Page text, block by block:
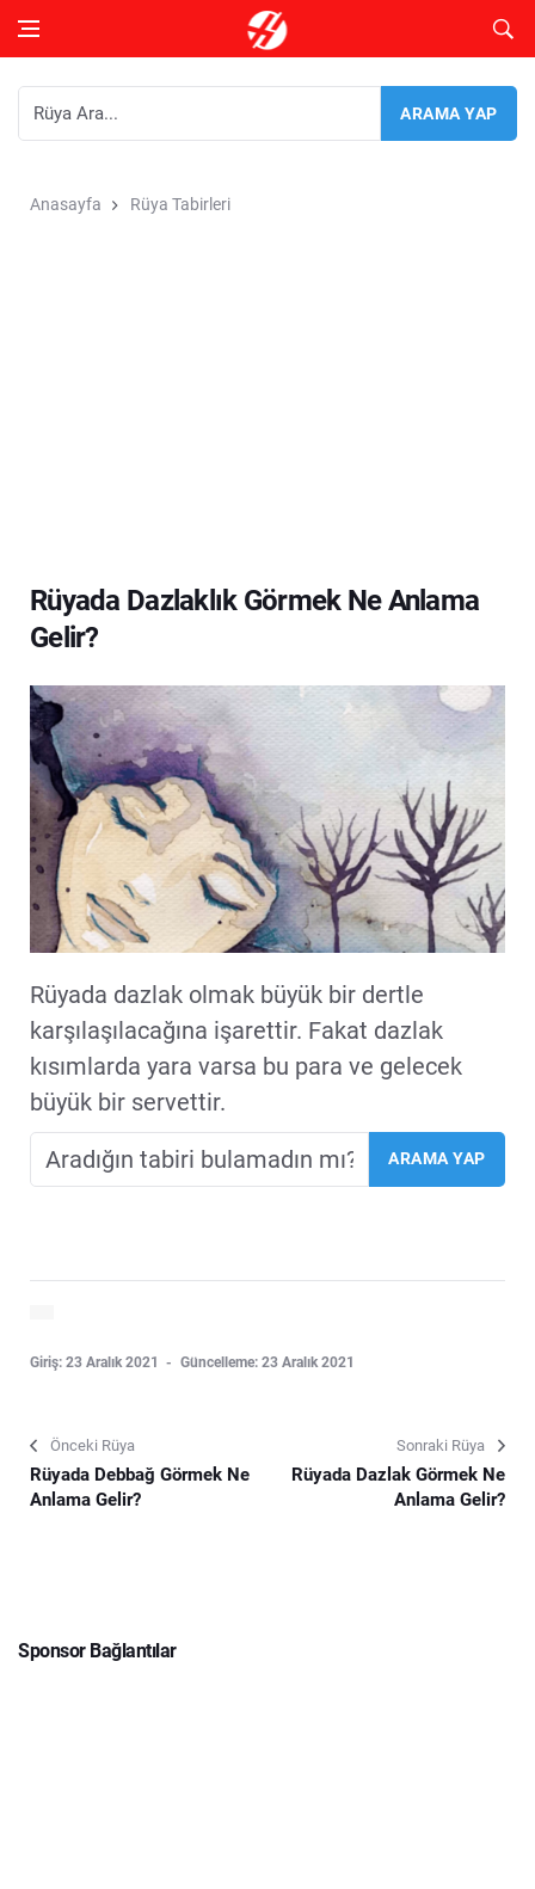
Anasayfa Rüya Tabirleri
Rüyada Dazlaklık Görmek Ne Anlama
Gelir?
Rüyada dazlak olmak büyük bir dertle
karşılaşılacağına işarettir. Fakat dazlak
kısımlarda yara varsa bu para ve gelecek
büyük bir servettir.
Giriş: 23 Aralık 2021 Güncelleme: 23 Aralık 2021
Önceki Rüya
Rüyada Debbağ Görmek Ne
Anlama Gelir?
Sonraki Rüya
Rüyada Dazlak Görmek Ne
Anlama Gelir?
Sponsor Bağlantılar